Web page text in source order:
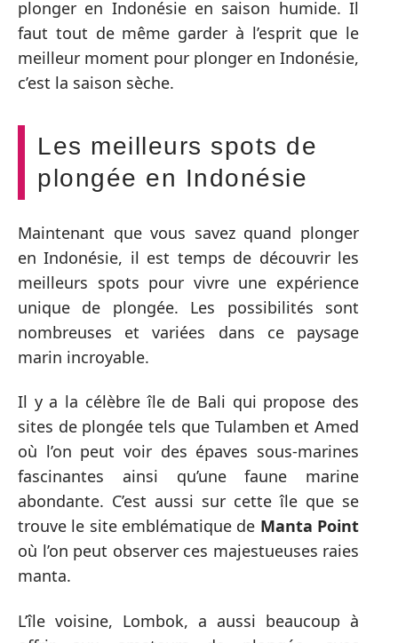
plonger en Indonésie en saison humide. Il
faut tout de même garder à l’esprit que le
meilleur moment pour plonger en Indonésie,
c’est la saison sèche.
Les meilleurs spots de
plongée en Indonésie
Maintenant que vous savez quand plonger
en Indonésie, il est temps de découvrir les
meilleurs spots pour vivre une expérience
unique de plongée. Les possibilités sont
nombreuses et variées dans ce paysage
marin incroyable.
Il y a la célèbre île de Bali qui propose des
sites de plongée tels que Tulamben et Amed
où l’on peut voir des épaves sous-marines
fascinantes ainsi qu’une faune marine
abondante. C’est aussi sur cette île que se
trouve le site emblématique de Manta Point
où l’on peut observer ces majestueuses raies
manta.
L’île voisine, Lombok, a aussi beaucoup à